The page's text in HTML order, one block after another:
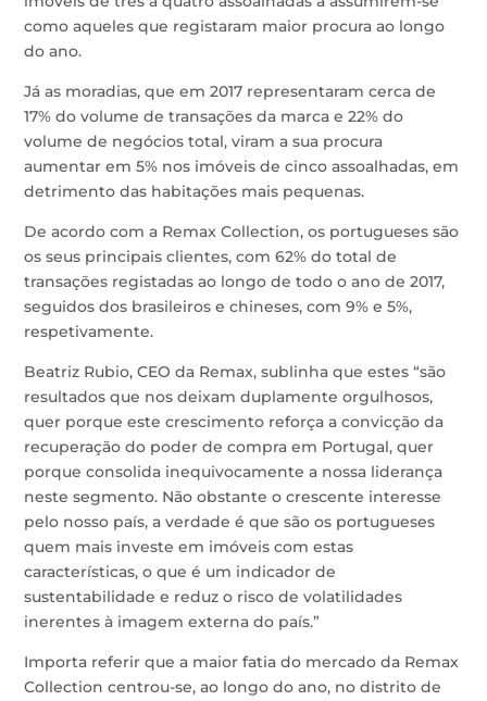
como aqueles que registaram maior procura ao longo
do ano.
Já as moradias, que em 2017 representaram cerca de
17% do volume de transações da marca e 22% do
volume de negócios total, viram a sua procura
aumentar em 5% nos imóveis de cinco assoalhadas, em
detrimento das habitações mais pequenas.
De acordo com a Remax Collection, os portugueses são
os seus principais clientes, com 62% do total de
transações registadas ao longo de todo o ano de 2017,
seguidos dos brasileiros e chineses, com 9% e 5%,
respetivamente.
Beatriz Rubio, CEO da Remax, sublinha que estes “são
resultados que nos deixam duplamente orgulhosos,
quer porque este crescimento reforça a convicção da
recuperação do poder de compra em Portugal, quer
porque consolida inequivocamente a nossa liderança
neste segmento. Não obstante o crescente interesse
pelo nosso país, a verdade é que são os portugueses
quem mais investe em imóveis com estas
características, o que é um indicador de
sustentabilidade e reduz o risco de volatilidades
inerentes à imagem externa do país.”
Importa referir que a maior fatia do mercado da Remax
Collection centrou-se, ao longo do ano, no distrito de